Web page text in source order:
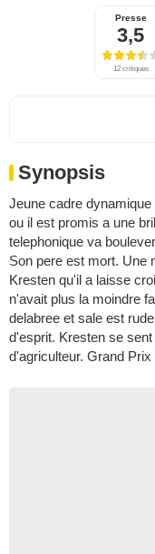
Presse
3,5
12 critiques
Synopsis
Jeune cadre
ou il est promis a une
telephonique va
Son pere est mort. Une
Kresten qu'il a laisse
n'avait plus la moindre
delabree et sale est
d'esprit. Kresten se
d'agriculteur. Grand